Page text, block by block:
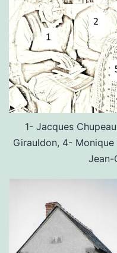
1- Jacques
Girauldon, 4-
Jean-